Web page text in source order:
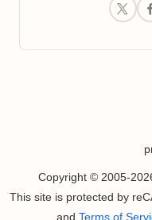
Copyright © 2005-
This site is protected by
and Terms of